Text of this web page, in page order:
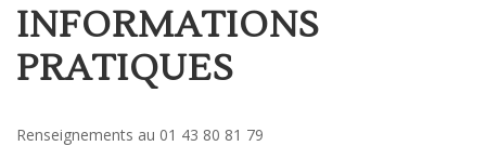
INFORMATIONS
PRATIQUES
Renseignements au 01 43 80 81 79